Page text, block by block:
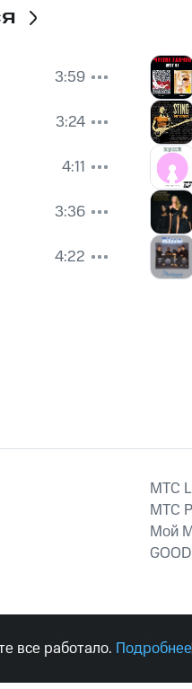
3:59
3:24
4:11
3:36
4:22
MTС
MTС
Мой
веществ, их аналогов
все работало. Подробнее